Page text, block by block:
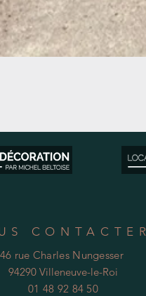
CONTACTER
46 rue Charles Nungesser
94290 Villeneuve-le-Roi
01 48 92 84 50